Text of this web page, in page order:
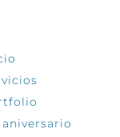
aniversario